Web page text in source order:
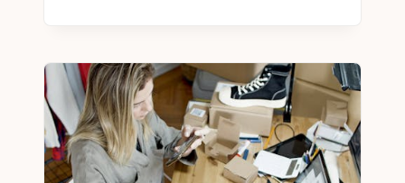
DE
HOY
PARA
GANAR
DINERO